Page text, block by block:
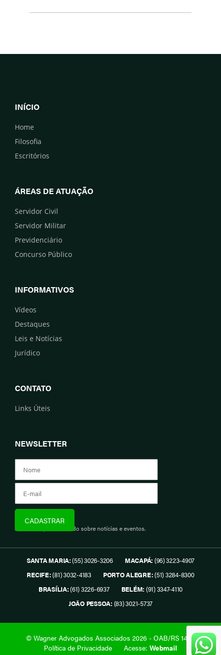
INÍCIO
Home
Filosofia
Escritórios
ÁREAS DE ATUAÇÃO
Servidor Civil
Servidor Militar
Previdenciário
Concurso Público
INFORMATIVOS
Vídeos
Destaques
Leis e Notícias
Jurídico
CONTATO
Links Úteis
NEWSLETTER
Assine e fique informado sobre notícias e eventos.
SANTA MARIA:(55) 3026-3206 MACAPÁ: (96) 3223-4907
RECIFE:(81) 3032-4183 PORTO ALEGRE:(51) 3284-8300
BRASÍLIA:(61) 3226-6937 BELÉM: (91) 3347-4110
JOÃO PESSOA: (83) 3021-5737
© Wagner Advogados Associados 2026 - OAB/RS 1419.
Política de Privacidade
Acesse: Webmail